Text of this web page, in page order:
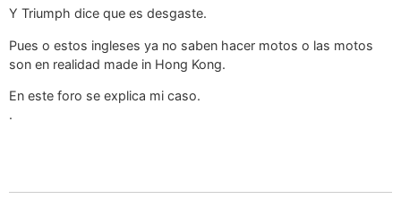
Y Triumph dice que es desgaste.
Pues o estos ingleses ya no saben hacer motos o las motos
son en realidad made in Hong Kong.
En este foro se explica mi caso.
.